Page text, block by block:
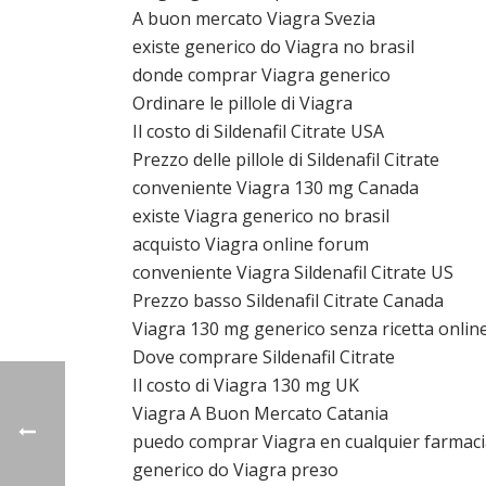
A buon mercato Viagra Svezia
existe generico do Viagra no brasil
donde comprar Viagra generico
Ordinare le pillole di Viagra
Il costo di Sildenafil Citrate USA
Prezzo delle pillole di Sildenafil Citrate
conveniente Viagra 130 mg Canada
existe Viagra generico no brasil
acquisto Viagra online forum
conveniente Viagra Sildenafil Citrate US
Prezzo basso Sildenafil Citrate Canada
Viagra 130 mg generico senza ricetta
Dove comprare Sildenafil Citrate
Il costo di Viagra 130 mg UK
Viagra A Buon Mercato Catania
puedo comprar Viagra en cualquier
generico do Viagra preзo